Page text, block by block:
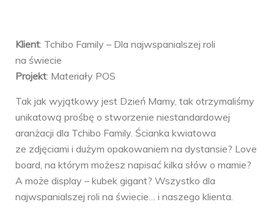
Klient: Tchibo Family – Dla najwspanialszej roli
na świecie
Projekt: Materiały POS
Tak jak wyjątkowy jest Dzień Mamy, tak otrzymaliśmy
unikatową prośbę o stworzenie niestandardowej
aranżacji dla Tchibo Family. Ścianka kwiatowa
ze zdjęciami i dużym opakowaniem na dystansie? Love
board, na którym możesz napisać kilka słów o mamie?
A może display – kubek gigant? Wszystko dla
najwspanialszej roli na świecie… i naszego klienta.